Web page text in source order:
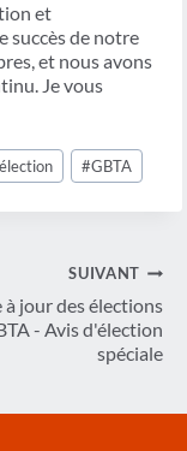
et
succès de notre
et nous avons
Je vous
élection #GBTA
SUIVANT
à jour des élections
- Avis d'élection
spéciale